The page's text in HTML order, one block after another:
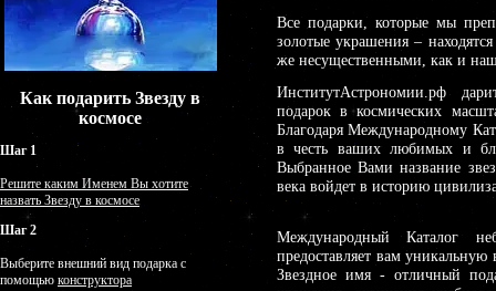
Как подарить Звезду в
космосе
Шаг 1
Решите каким Именем Вы хотите
назвать Звезду в космосе
Шаг 2
Выберите внешний вид подарка с
помощью конструктора
Все подарки, которые мы
золотые украшения –
же несущественными, как и
ИнститутАстрономии.рф
подарок в космических
Благодаря Международному
в честь ваших любимых и
Выбранное Вами название
века войдет в историю
Международный Каталог
предоставляет вам
Звездное имя - отличный